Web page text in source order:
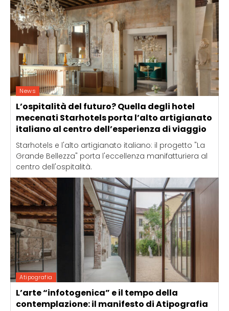
News
L’ospitalità del futuro? Quella degli hotel
mecenati Starhotels porta l’alto artigianato
italiano al centro dell’esperienza di viaggio
Starhotels e l'alto artigianato italiano: il progetto "La
Grande Bellezza" porta l'eccellenza manifatturiera al
centro dell'ospitalità.
Atipografia
L’arte “infotogenica” e il tempo della
contemplazione: il manifesto di Atipografia